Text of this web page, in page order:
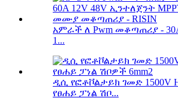
አምራች ለ Pwm መቆጣጠሪያ - 30A
1...
ዲሲ የፎቶቮልታይክ ገመድ 1500V
የፀሐይ ፓነል ሽቦ...